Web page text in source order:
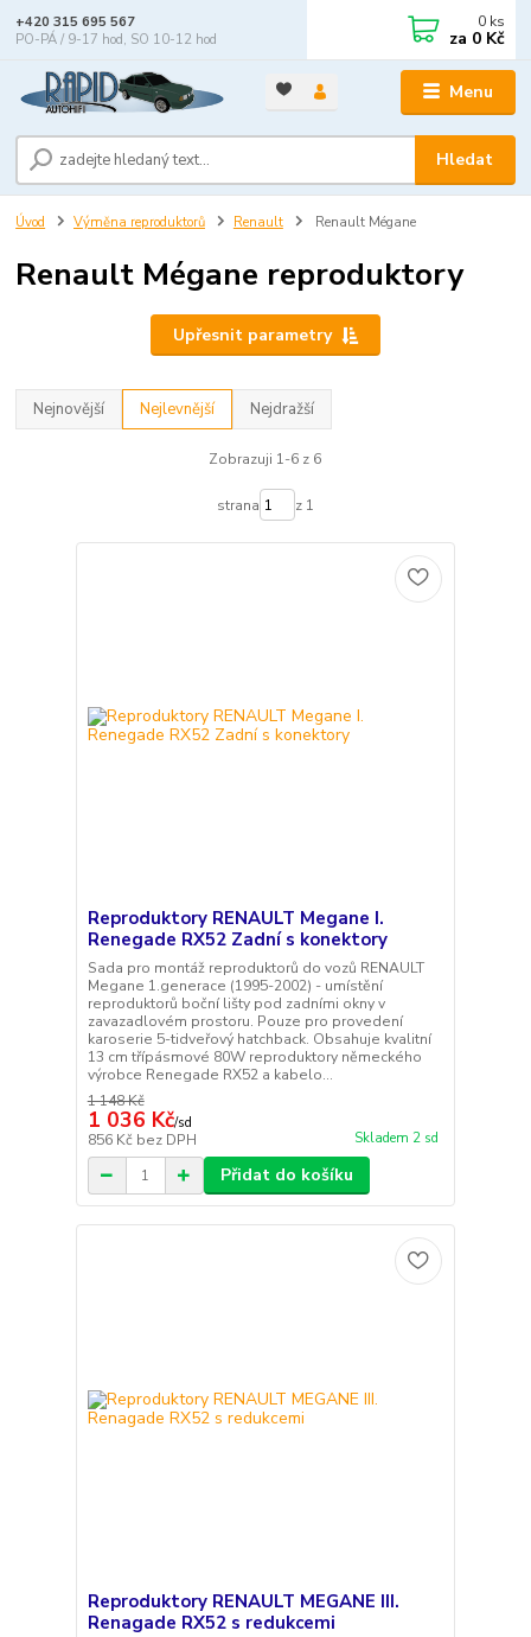
Menu
Hledat
+420 315 695 567
PO-PÁ / 9-17 hod, SO 10-12 hod
0 ks
za 0 Kč
Úvod Výměna reproduktorů Renault Renault Mégane
Renault Mégane reproduktory
Upřesnit parametry
Nejnovější Nejlevnější Nejdražší
Zobrazuji 1-6 z 6
strana z 1
Reproduktory RENAULT Megane I.
Renegade RX52 Zadní s konektory
Sada pro montáž reproduktorů do vozů RENAULT
Megane 1.generace (1995-2002) - umístění
reproduktorů boční lišty pod zadními okny v
zavazadlovém prostoru. Pouze pro provedení
karoserie 5-tidveřový hatchback. Obsahuje kvalitní
13 cm třípásmové 80W reproduktory německého
výrobce Renegade RX52 a kabelo...
1 148 Kč
1 036 Kč/sd
856 Kč bez DPH Skladem 2 sd
Přidat do košíku
Reproduktory RENAULT MEGANE III.
Renagade RX52 s redukcemi